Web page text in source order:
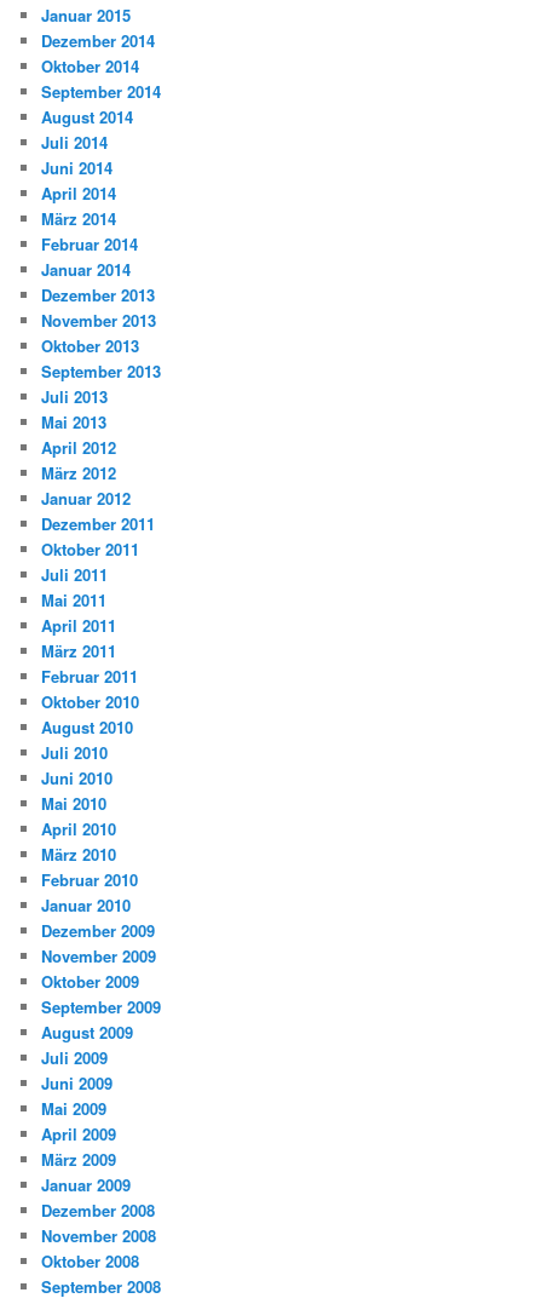
Januar 2015
Dezember 2014
Oktober 2014
September 2014
August 2014
Juli 2014
Juni 2014
April 2014
März 2014
Februar 2014
Januar 2014
Dezember 2013
November 2013
Oktober 2013
September 2013
Juli 2013
Mai 2013
April 2012
März 2012
Januar 2012
Dezember 2011
Oktober 2011
Juli 2011
Mai 2011
April 2011
März 2011
Februar 2011
Oktober 2010
August 2010
Juli 2010
Juni 2010
Mai 2010
April 2010
März 2010
Februar 2010
Januar 2010
Dezember 2009
November 2009
Oktober 2009
September 2009
August 2009
Juli 2009
Juni 2009
Mai 2009
April 2009
März 2009
Januar 2009
Dezember 2008
November 2008
Oktober 2008
September 2008